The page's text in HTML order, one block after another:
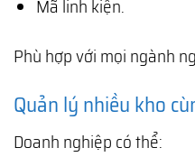
Mã linh kiện.
Phù hợp với mọi ngành
Quản lý nhiều kho
Doanh nghiệp có thể: